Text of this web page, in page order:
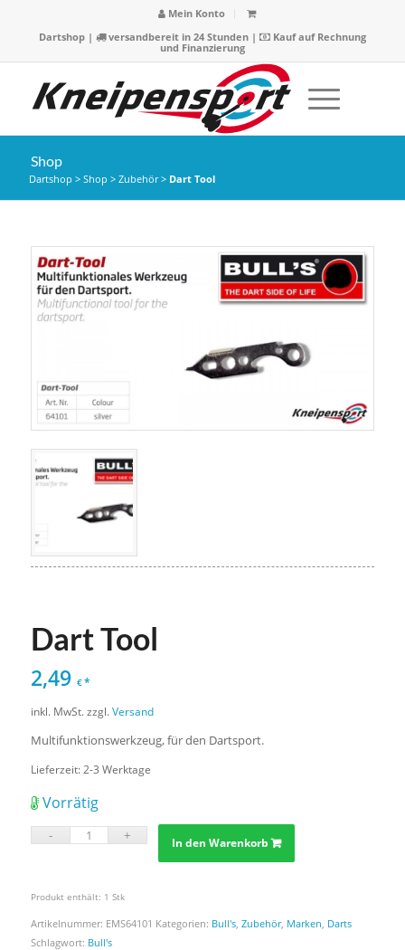
Mein Konto
Dartshop| versandbereit in 24 Stunden |
Kauf auf Rechnung
und Finanzierung
Shop
Dartshop > Shop > Zubehör> Dart Tool
Dart Tool
2,49 €*
inkl. MwSt. zzgl.Versand
Multifunktionswerkzeug, für den Dartsport.
Lieferzeit:2-3 Werktage
Vorrätig
In den Warenkorb
Produkt enthält: 1 Stk
Artikelnummer: EMS64101 Kategorien: Bull's, Zubehör, Marken Darts
Schlagwort: Bull's